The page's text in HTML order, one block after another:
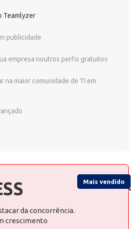
Teamlyzer
publicidade
empresa noutros perfis gratuitos
na maior comunidade de TI em
Mais vendido
da concorrência.
crescimento